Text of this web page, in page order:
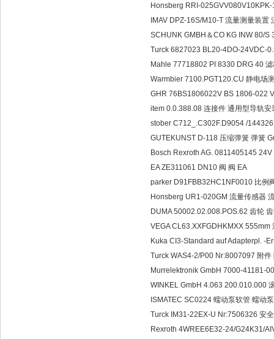
Honsberg RRI-
IMAV DPZ-16S/M10-T 流量测量装
SCHUNK GMBH＆CO KG INW 80/
Turck 6827023 BL20-4DO-24VDC-
Mahle 77718802 PI 8330 DRG 40
Warmbier 7100.PGT120.CU 静电场
GHR 76BS1806022V BS 1806-022
item 0.0.388.08 连接件 通用型导轨
stober C712_.C302F.D9054 /
GUTEKUNST D-118 压缩弹簧 弹簧
Bosch Rexroth AG. 0811405145
EA ZE311061 DN10 阀 阀 EA
parker D91FBB32HC1NF0010 比例
Honsberg UR1-020GM 流量传感器
DUMA 50002.02.008.POS.62 齿轮
VEGA CL63.XXFGDHKMXX
Kuka CI3-Standard auf Adapterpl. -
Turck WAS4-2/P00 Nr:8007097 附
Murrelektronik GmbH 7000-41181-
WINKEL GmbH 4.063 200.010.000
ISMATEC SC0224 蠕动泵软管 蠕动
Turck IM31-22EX-U Nr:7506326 安
Rexroth 4WREE6E32-24/G24K31/